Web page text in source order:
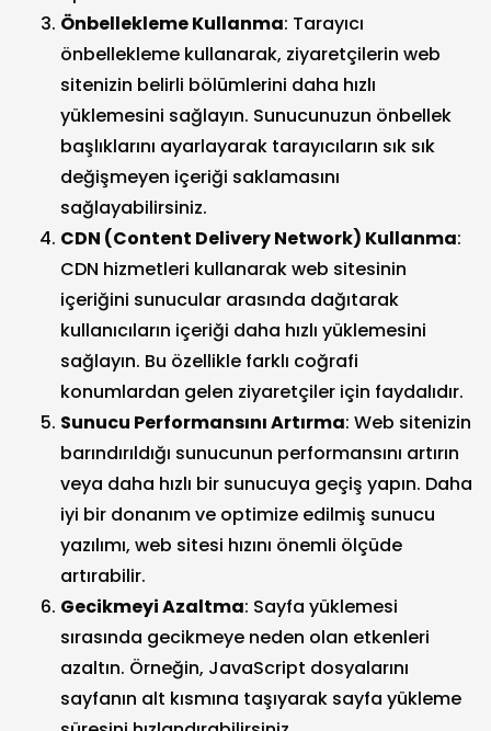
Önbellekleme Kullanma: Tarayıcı
önbellekleme kullanarak, ziyaretçilerin web
sitenizin belirli bölümlerini daha hızlı
yüklemesini sağlayın. Sunucunuzun önbellek
başlıklarını ayarlayarak tarayıcıların sık sık
değişmeyen içeriği saklamasını
sağlayabilirsiniz.
CDN (Content Delivery Network) Kullanma:
CDN hizmetleri kullanarak web sitesinin
içeriğini sunucular arasında dağıtarak
kullanıcıların içeriği daha hızlı yüklemesini
sağlayın. Bu özellikle farklı coğrafi
konumlardan gelen ziyaretçiler için faydalıdır.
Sunucu Performansını Artırma: Web sitenizin
barındırıldığı sunucunun performansını artırın
veya daha hızlı bir sunucuya geçiş yapın. Daha
iyi bir donanım ve optimize edilmiş sunucu
yazılımı, web sitesi hızını önemli ölçüde
artırabilir.
Gecikmeyi Azaltma: Sayfa yüklemesi
sırasında gecikmeye neden olan etkenleri
azaltın. Örneğin, JavaScript dosyalarını
sayfanın alt kısmına taşıyarak sayfa yükleme